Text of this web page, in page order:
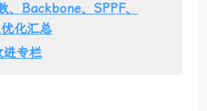
Backbone、SPPF、
化汇总
进专栏